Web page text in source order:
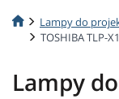
Lampy do
TOSHIBA TLP-
Lampy